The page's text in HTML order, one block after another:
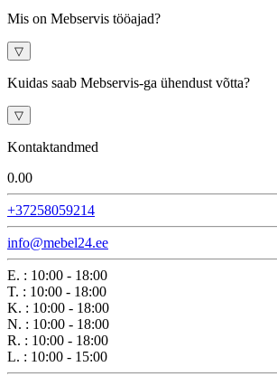
Mis on Mebservis tööajad?
▽
Kuidas saab Mebservis-ga ühendust võtta?
▽
Kontaktandmed
0.00
+37258059214
info@mebel24.ee
E. : 10:00 - 18:00
T. : 10:00 - 18:00
K. : 10:00 - 18:00
N. : 10:00 - 18:00
R. : 10:00 - 18:00
L. : 10:00 - 15:00